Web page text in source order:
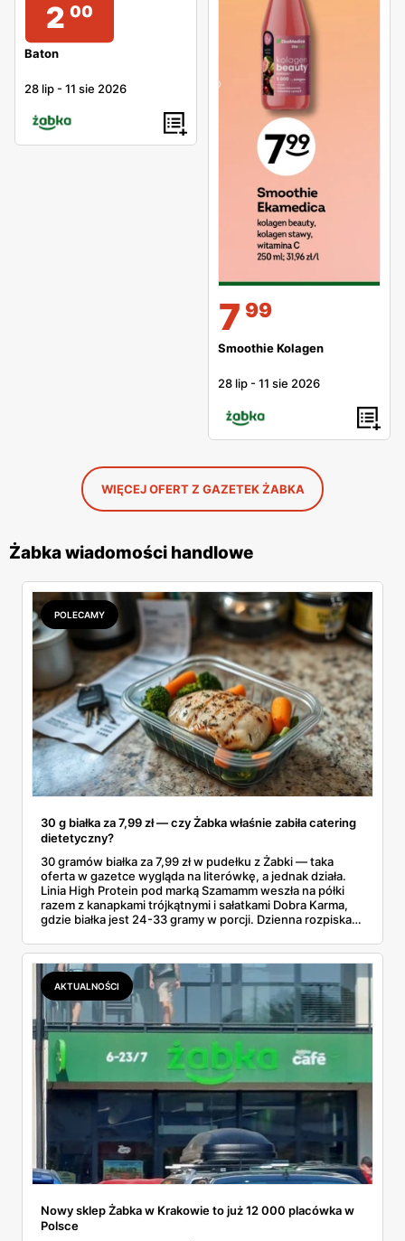
2 00
Baton
28 lip -11 sie 2026
7 99
Smoothie Kolagen
28 lip -11 sie 2026
WIĘCEJ OFERT Z GAZETEK ŻABKA
Żabka wiadomości handlowe
POLECAMY
30 g białka za 7,99 zł — czy Żabka właśnie zabiła catering
dietetyczny?
30 gramów białka za 7,99 zł w pudełku z Żabki — taka
oferta w gazetce wygląda na literówkę, a jednak działa.
Linia High Protein pod marką Szamamm weszła na półki
razem z kanapkami trójkątnymi i sałatkami Dobra Karma,
gdzie białka jest 24-33 gramy w porcji. Dzienna rozpiska
catering dietetyczny zaczyna się od 60. Liczby same
proszą o porównanie — gotowce z rogu ulicy kontra
pudełko od kuriera.
AKTUALNOŚCI
Nowy sklep Żabka w Krakowie to już 12 000 placówka w
Polsce